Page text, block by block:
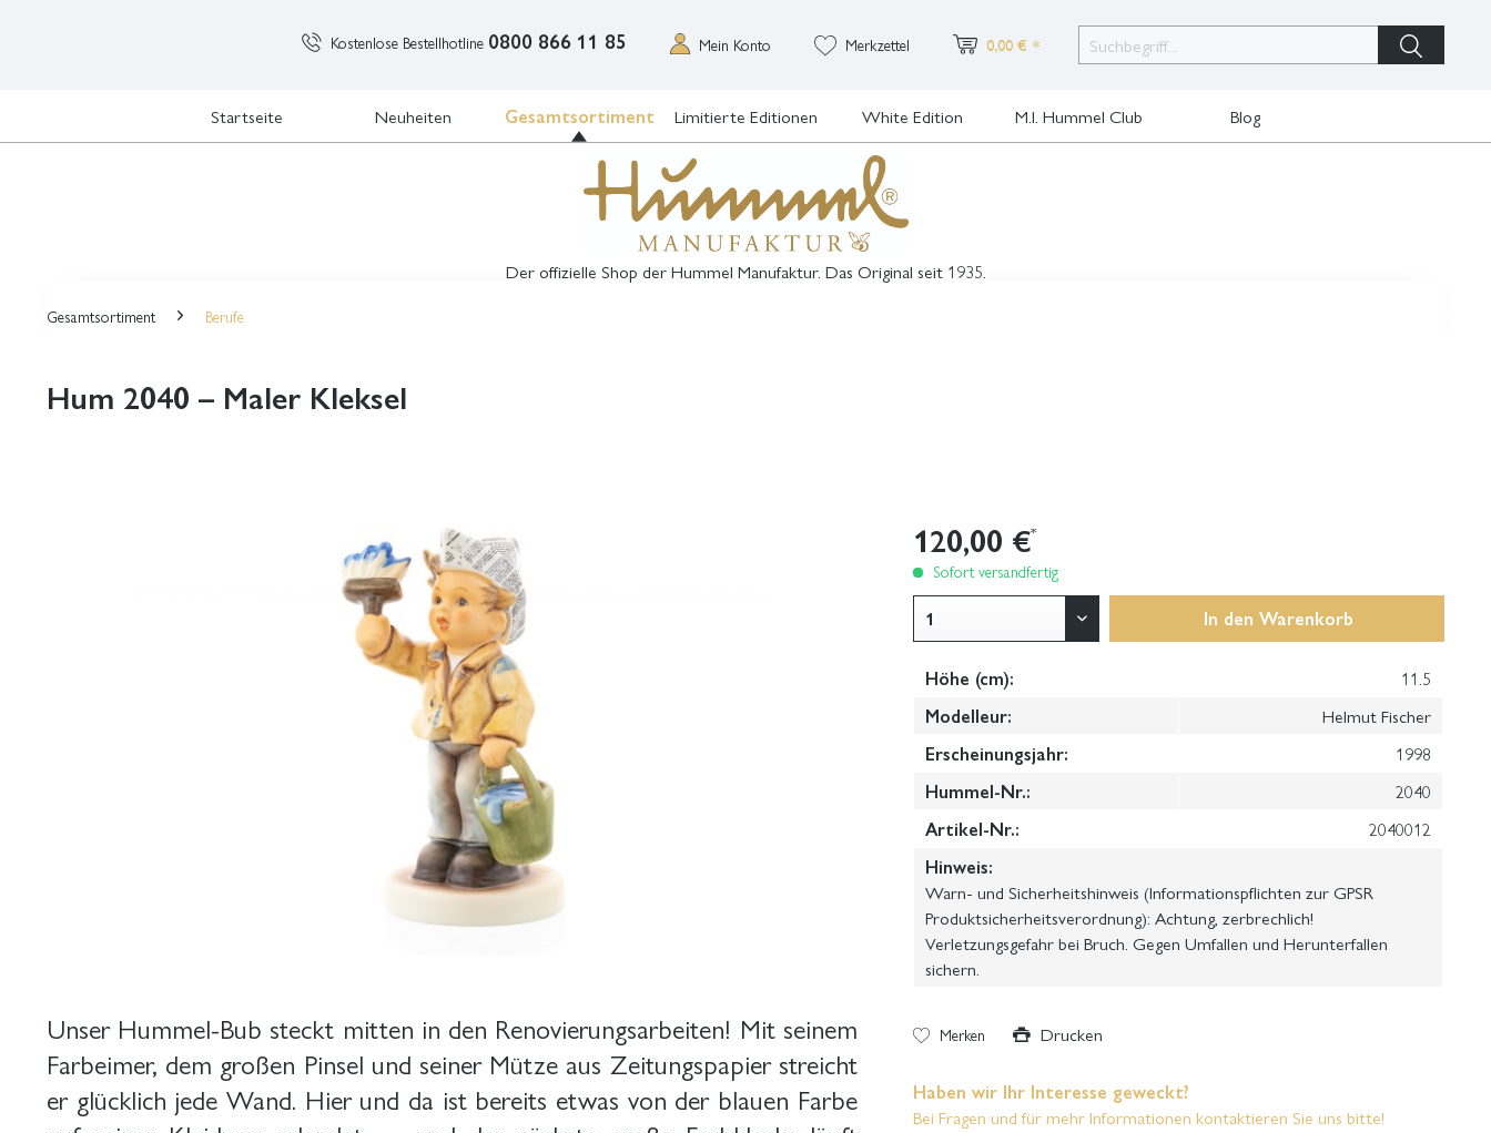
Kostenlose Bestellhotline 0800 866 11 85 Mein Konto Merkzettel 0,00 € *
Startseite Neuheiten Gesamtsortiment Limitierte Editionen White Edition M.I. Hummel Club Blog
Der offizielle Shop der Hummel Manufaktur. Das Original seit 1935.
Gesamtsortiment Berufe
Hum 2040 – Maler Kleksel
Unser Hummel-Bub steckt mitten in den Renovierungsarbeiten! Mit seinem
Farbeimer, dem großen Pinsel und seiner Mütze aus Zeitungspapier streicht
er glücklich jede Wand. Hier und da ist bereits etwas von der blauen Farbe
120,00 €*
Sofort versandfertig
In den Warenkorb
Höhe (cm):
11.5
Modelleur:
Helmut Fischer
Erscheinungsjahr:
1998
Hummel-Nr.:
2040
Artikel-Nr.:
2040012
Hinweis:
Warn- und Sicherheitshinweis (Informationspflichten zur GPSR
Produktsicherheitsverordnung): Achtung, zerbrechlich!
Verletzungsgefahr bei Bruch. Gegen Umfallen und Herunterfallen
sichern.
Merken Drucken
Haben wir Ihr Interesse geweckt?
Bei Fragen und für mehr Informationen kontaktieren Sie uns bitte!